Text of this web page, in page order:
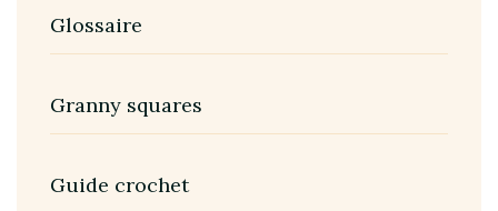
Glossaire
Granny squares
Guide crochet